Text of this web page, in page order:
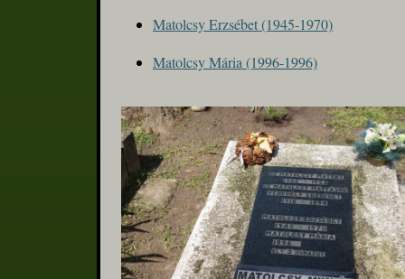
Matolcsy Erzsébet (1945-1970)
Matolcsy Mária (1996-1996)